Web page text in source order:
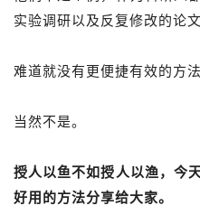
实验调研以及反复修改的论文
难道就没有更便捷有效的方法
当然不是。
授人以鱼不如授人以渔，今
好用的方法分享给大家。